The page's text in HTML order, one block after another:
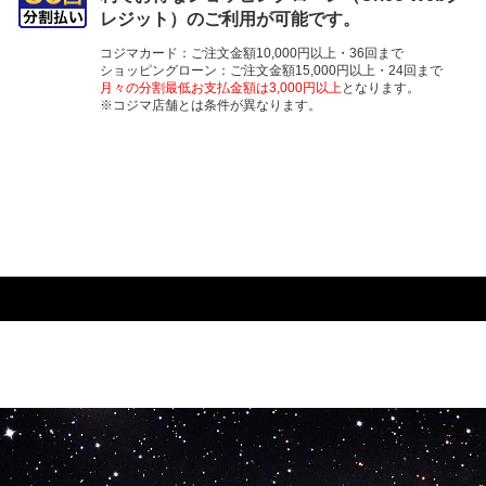
レジット）のご利用が可能です。
コジマカード：ご注文金額10,000円以上・36回まで
ショッピングローン：ご注文金額15,000円以上・24回まで
月々の分割最低お支払金額は3,000円以上となります。
※コジマ店舗とは条件が異なります。